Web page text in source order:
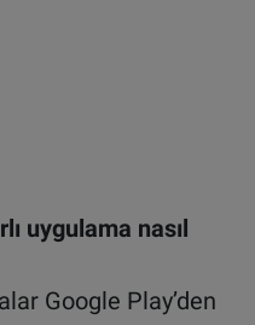
uygulama nasıl
Google Play’den